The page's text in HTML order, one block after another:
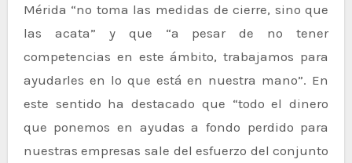
Mérida “no toma las medidas de cierre, sino que
las acata” y que “a pesar de no tener
competencias en este ámbito, trabajamos para
ayudarles en lo que está en nuestra mano”. En
este sentido ha destacado que “todo el dinero
que ponemos en ayudas a fondo perdido para
nuestras empresas sale del esfuerzo del conjunto